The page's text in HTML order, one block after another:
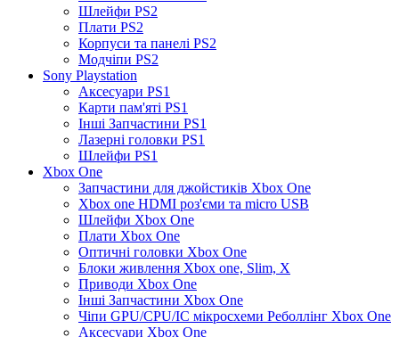
Шлейфи PS2
Плати PS2
Корпуси та панелі PS2
Модчіпи PS2
Sony Playstation
Аксесуари PS1
Карти пам'яті PS1
Інші Запчастини PS1
Лазерні головки PS1
Шлейфи PS1
Xbox One
Запчастини для джойстиків Xbox One
Xbox one HDMI роз'єми та micro USB
Шлейфи Xbox One
Плати Xbox One
Оптичні головки Xbox One
Блоки живлення Xbox one, Slim, X
Приводи Xbox One
Інші Запчастини Xbox One
Чіпи GPU/CPU/IC мікросхеми Реболлінг Xbox One
Аксесуари Xbox One